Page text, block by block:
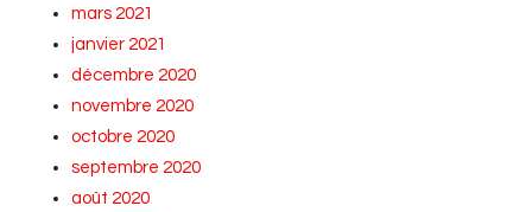
mars 2021
janvier 2021
décembre 2020
novembre 2020
octobre 2020
septembre 2020
août 2020